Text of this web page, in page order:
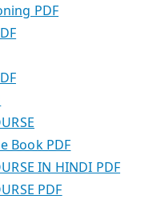
PDF
Book PDF
IN HINDI PDF
PDF